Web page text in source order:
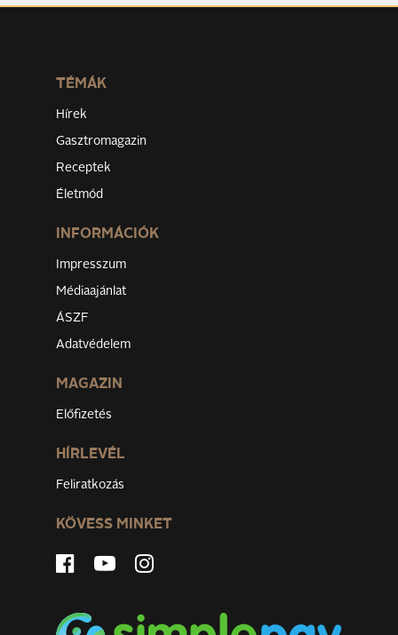
TÉMÁK
Hírek
Gasztromagazin
Receptek
Életmód
INFORMÁCIÓK
Impresszum
Médiaajánlat
ÁSZF
Adatvédelem
MAGAZIN
Előfizetés
HÍRLEVÉL
Feliratkozás
KÖVESS MINKET